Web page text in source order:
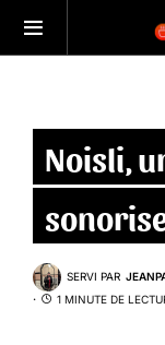
Noisli,
SERVI PAR
1 MINUTE DE